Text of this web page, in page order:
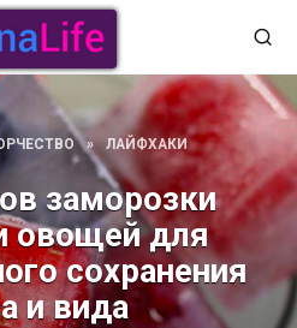
» ЛАЙФХАКИ
заморозки
овощей для
сохранения
и вида